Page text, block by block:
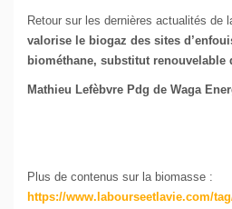
Retour sur les dernières actualités de
valorise le biogaz des sites
biométhane, substitut renouvelable
Mathieu Lefèbvre Pdg de Waga
Plus de contenus sur la biomasse :
https://www.labourseetlavie.com/